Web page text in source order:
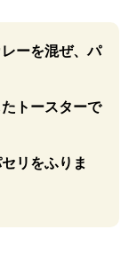
ーを混ぜ、パ
トースターで
リをふりま